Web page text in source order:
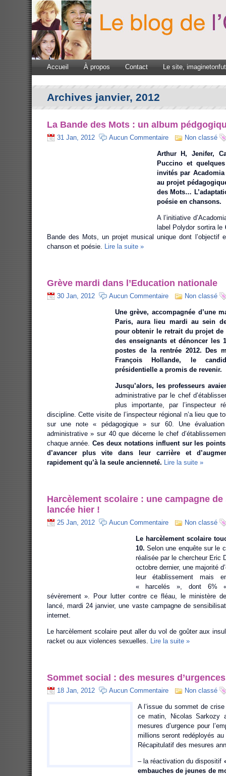
Accueil À propos Contact Le site,
Archives janvier, 2012
La Bande des Mots : un album
31 Jan, 2012 Aucun Commentaire Non classé
Arthur H, Jenifer,
Puccino et
invités par
au projet
des Mots…
poésie en chansons.
A l’initiative
label Polydor sortira le
Bande des Mots, un projet musical unique dont l’objectif
chanson et poésie. Lire la suite »
Grève mardi dans l’Education nationale
30 Jan, 2012 Aucun Commentaire Non classé
Une grève, accompagnée d’une
Paris, aura lieu mardi au sein
pour obtenir le retrait du projet de
des enseignants et dénoncer les
postes de la rentrée 2012. Des
François Hollande, le
présidentielle a promis de revenir.
Jusqu’alors, les professeurs
administrative par le chef
plus importante, par l’inspecteur
discipline. Cette visite de l’inspecteur régional n’a lieu que
sur une note « pédagogique » sur 60. Une
administrative » sur 40 que décerne le chef
chaque année.Ces deux notations influent sur les
d’avancer plus vite dans leur carrière et
rapidement qu’à la seule ancienneté. Lire la suite »
Harcèlement scolaire : une campagne
lancée hier !
25 Jan, 2012 Aucun Commentaire Non classé
Le harcèlement scolaire
10. Selon une enquête sur le
réalisée par le chercheur Eric
octobre dernier, une majorité
leur établissement mais
« harcelés », dont 6%
sévèrement ». Pour lutter contre ce fléau, le ministère
lancé, mardi 24 janvier, une vaste campagne de
internet.
Le harcèlement scolaire peut aller du vol de goûter aux
racket ou aux violences sexuelles. Lire la suite »
Sommet social : des mesures
18 Jan, 2012 Aucun Commentaire Non classé
A l’issue du sommet de
ce matin, Nicolas Sarkozy
mesures d’urgence pour
millions seront redéployés
Récapitulatif des mesures
– la réactivation du dispositif
embauches de jeunes de